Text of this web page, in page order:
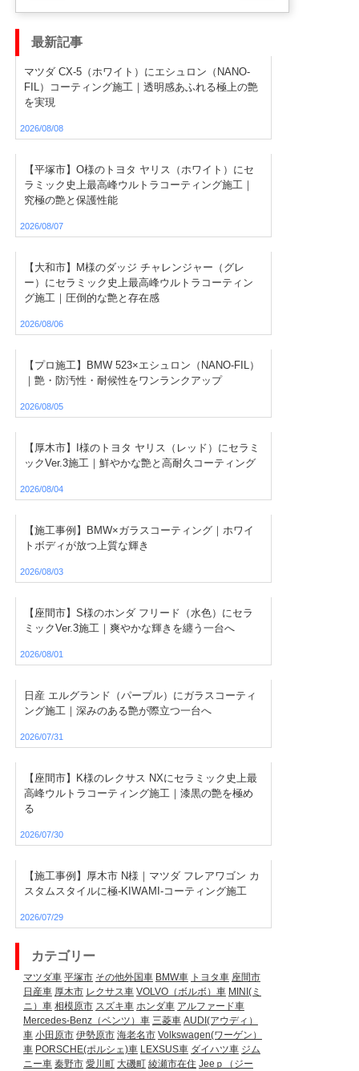
最新記事
マツダ CX-5（ホワイト）にエシュロン（NANO-
FIL）コーティング施工｜透明感あふれる極上の艶
を実現
2026/08/08
【平塚市】O様のトヨタ ヤリス（ホワイト）にセ
ラミック史上最高峰ウルトラコーティング施工｜
究極の艶と保護性能
2026/08/07
【大和市】M様のダッジ チャレンジャー（グレ
ー）にセラミック史上最高峰ウルトラコーティン
グ施工｜圧倒的な艶と存在感
2026/08/06
【プロ施工】BMW 523×エシュロン（NANO-FIL）
｜艶・防汚性・耐候性をワンランクアップ
2026/08/05
【厚木市】I様のトヨタ ヤリス（レッド）にセラミ
ックVer.3施工｜鮮やかな艶と高耐久コーティング
2026/08/04
【施工事例】BMW×ガラスコーティング｜ホワイ
トボディが放つ上質な輝き
2026/08/03
【座間市】S様のホンダ フリード（水色）にセラ
ミックVer.3施工｜爽やかな輝きを纏う一台へ
2026/08/01
日産 エルグランド（パープル）にガラスコーティ
ング施工｜深みのある艶が際立つ一台へ
2026/07/31
【座間市】K様のレクサス NXにセラミック史上最
高峰ウルトラコーティング施工｜漆黒の艶を極め
る
2026/07/30
【施工事例】厚木市 N様｜マツダ フレアワゴン カ
スタムスタイルに極-KIWAMI-コーティング施工
2026/07/29
カテゴリー
マツダ車 平塚市 その他外国車 BMW車 トヨタ車 座間市
日産車 厚木市 レクサス車 VOLVO（ボルボ）車 MINI(ミ
ニ）車 相模原市 スズキ車 ホンダ車 アルファード車
Mercedes-Benz（ベンツ）車 三菱車 AUDI(アウディ）
車 小田原市 伊勢原市 海老名市 Volkswagen(ワーゲン）
車 PORSCHE(ポルシェ)車 LEXSUS車 ダイハツ車 ジム
ニー車 秦野市 愛川町 大磯町 綾瀬市在住 Jeeｐ（ジー